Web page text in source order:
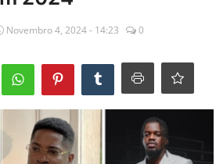
Novembro 4, 2024 - 14:23 0